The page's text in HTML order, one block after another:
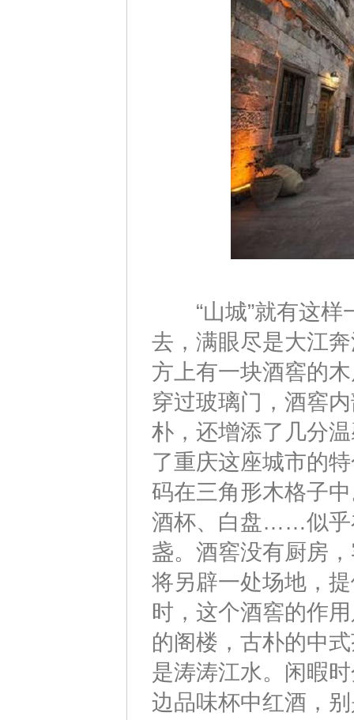
“山城”就有这样
去，满眼尽是大江
方上有一块酒窖的
穿过玻璃门，酒窖
朴，还增添了几分
了重庆这座城市的
码在三角形木格子
酒杯、白盘……似乎
盏。酒窖没有厨房
将另辟一处场地，
时，这个酒窖的作
的阁楼，古朴的中
是涛涛江水。闲暇
边品味杯中红酒，